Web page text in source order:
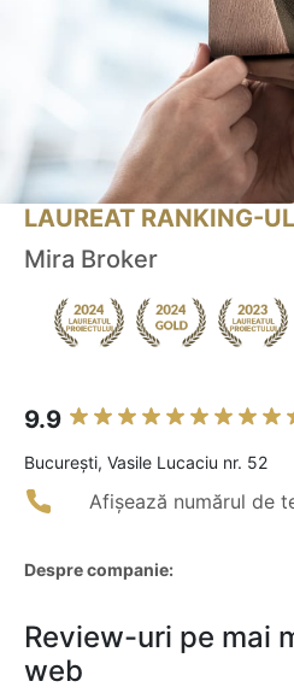
LAUREAT RANKING-
Mira Broker
9.9
Bucureşti, Vasile Lucaciu nr. 52
Afișează numărul de
Despre companie:
Review-uri pe mai
web